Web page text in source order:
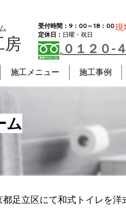
受付時間：9：00～18：00
定休日： 日曜・祝日
現
０１２０-
施工メニュー 施工事例
ム
足立区にて和式トイレを洋